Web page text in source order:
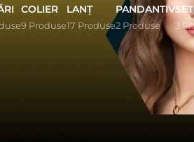
COLIER
9 Produse
LANȚ
17 Produse
PANDANTIV
2 Produse 3
12 18 24